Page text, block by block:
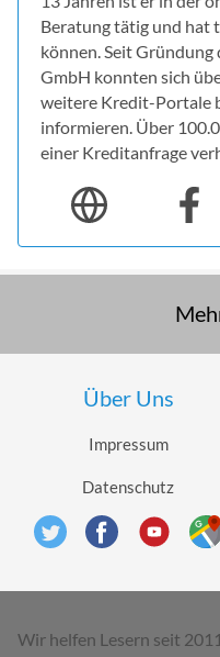
Beratung tätig und hat
können. Seit
GmbH konnten sich
weitere Kredit-Portale
informieren. Über
einer Kreditanfrage
Über Uns
Impressum
Datenschutz
Wir helfen Lesern seit 2011.